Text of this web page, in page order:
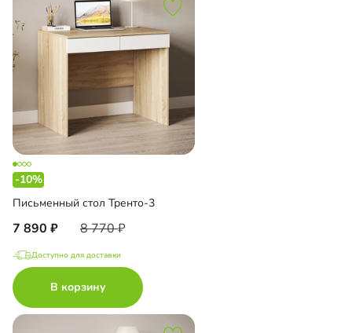
-10%
Письменный стол Тренто-3
7 890 8 770
Доступно для доставки
В корзину